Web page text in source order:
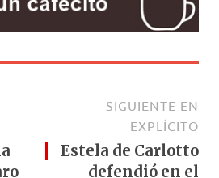
SIGUIENTE EN
EXPLÍCITO
Estela de Carlotto
defendió en el